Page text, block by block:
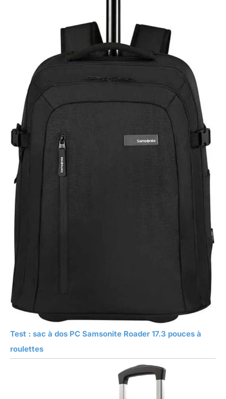
Test : sac à dos PC Samsonite Roader 17.3 pouces à
roulettes